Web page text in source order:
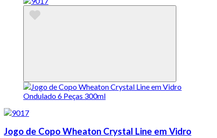
Jogo de Copo Wheaton Crystal Line em Vidro